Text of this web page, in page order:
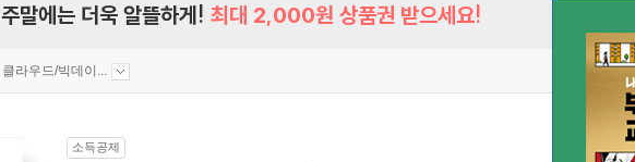
주말에는 더욱 알뜰하게! 최대 2,000원 상품권 받으세요!
클라우드/빅데이...
소득공제